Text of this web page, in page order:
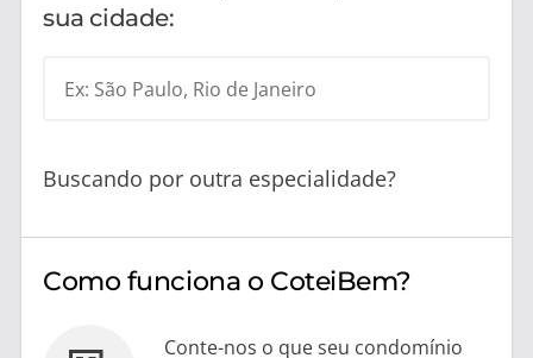
sua cidade:
Ex: São Paulo, Rio de Janeiro
Buscando por outra especialidade?
Como funciona o CoteiBem?
Conte-nos o que seu condomínio